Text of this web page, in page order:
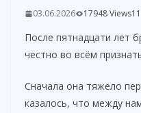
03.06.2026 17948 Views
После пятнадцати лет
честно во всём
Сначала она тяжело
казалось, что между